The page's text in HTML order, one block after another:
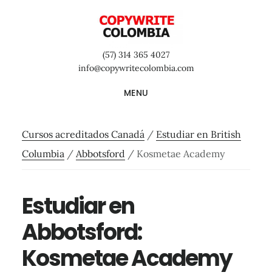
(57) 314 365 4027
info@copywritecolombia.com
MENU
Cursos acreditados Canadá / Estudiar en British
Columbia / Abbotsford /Kosmetae Academy
Estudiar en
Abbotsford:
Kosmetae Academy